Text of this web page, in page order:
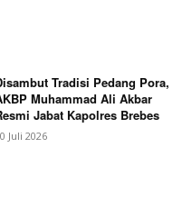
Tradisi Pedang Pora,
Muhammad Ali Akbar
Jabat Kapolres Brebes
Juli 2026